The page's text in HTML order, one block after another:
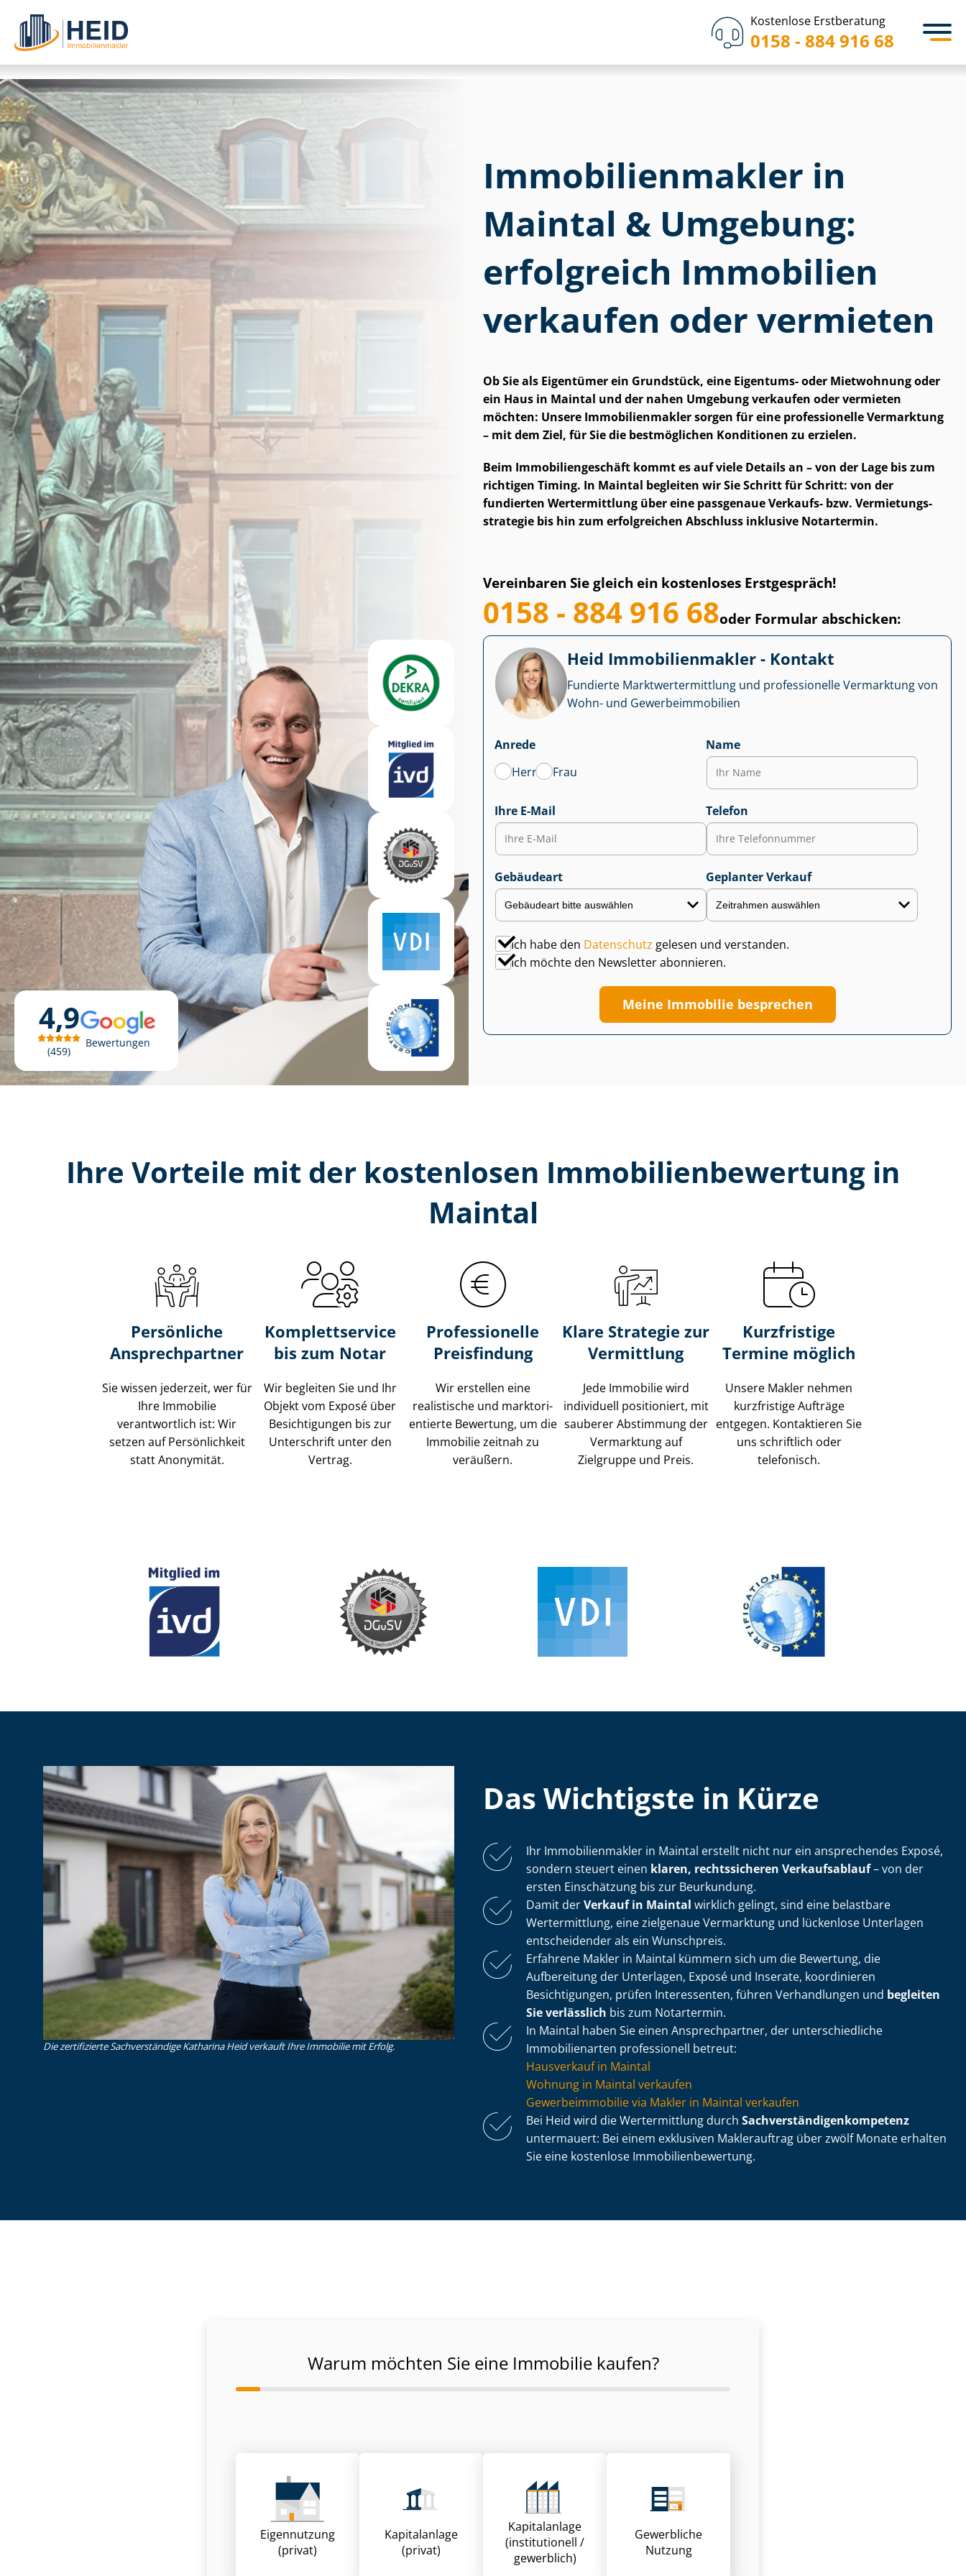
Kostenlose Erstberatung
0158 - 884 916 68
4,9
459
Bewertungen
Im­mo­bi­li­en­mak­ler in
Maintal & Umgebung:
erfolgreich Immobilien
verkaufen oder vermieten
Ob Sie als Eigentümer ein Grundstück, eine Eigentums- oder Mietwohnung oder
ein Haus in Maintal und der nahen Umgebung verkaufen oder vermieten
möchten: Unsere Im­mo­bi­li­en­mak­ler sorgen für eine professionelle Vermarktung
– mit dem Ziel, für Sie die bestmöglichen Konditionen zu erzielen.
Beim Im­mo­bi­li­en­ge­schäft kommt es auf viele Details an – von der Lage bis zum
richtigen Timing. In Maintal begleiten wir Sie Schritt für Schritt: von der
fundierten Wertermittlung über eine passgenaue Verkaufs- bzw. Ver­mie­tungs­
stra­te­gie bis hin zum erfolgreichen Abschluss inklusive Notartermin.
Vereinbaren Sie gleich ein kostenloses Erstgespräch!
0158 - 884 916 68oder Formular abschicken:
Heid Im­mo­bi­li­en­mak­ler - Kontakt
Fundierte Markt­wert­ermitt­lung und professionelle Vermarktung von
Wohn- und Ge­wer­be­im­mo­bi­li­en
Anrede
Herr
Frau
Name
Ihre E-Mail Telefon
Gebäudeart Geplanter Verkauf
Ich habe den Datenschutz gelesen und verstanden.
Ich möchte den Newsletter abonnieren.
Meine Immobilie besprechen
Ihre Vorteile mit der kostenlosen Im­mo­bi­li­en­be­wer­tung in
Maintal
Persönliche
Ansprechpartner
Sie wissen jederzeit, wer für
Ihre Immobilie
verantwortlich ist: Wir
setzen auf Persönlichkeit
statt Anonymität.
Komplettservice
bis zum Notar
Wir begleiten Sie und Ihr
Objekt vom Exposé über
Besichtigungen bis zur
Unterschrift unter den
Vertrag.
Professionelle
Preisfindung
Wir erstellen eine
realistische und markt­ori­
en­tier­te Bewertung, um die
Immobilie zeitnah zu
veräußern.
Klare Strategie zur
Vermittlung
Jede Immobilie wird
individuell positioniert, mit
sauberer Abstimmung der
Vermarktung auf
Zielgruppe und Preis.
Kurzfristige
Termine möglich
Unsere Makler nehmen
kurzfristige Aufträge
entgegen. Kontaktieren Sie
uns schriftlich oder
telefonisch.
Die zertifizierte Sachverständige Katharina Heid verkauft Ihre Immobilie mit Erfolg.
Das Wichtigste in Kürze
Ihr Im­mo­bi­li­en­mak­ler in Maintal erstellt nicht nur ein ansprechendes Exposé,
sondern steuert einen klaren, rechtssicheren Verkaufsablauf– von der
ersten Einschätzung bis zur Beurkundung.
Damit derVerkauf in Maintal wirklich gelingt, sind eine belastbare
Wertermittlung, eine zielgenaue Vermarktung und lückenlose Unterlagen
entscheidender als ein Wunschpreis.
Erfahrene Makler in Maintal kümmern sich um die Bewertung, die
Aufbereitung der Unterlagen, Exposé und Inserate, koordinieren
Besichtigungen, prüfen Interessenten, führen Verhandlungen und begleiten
Sie verlässlich bis zum Notartermin.
In Maintal haben Sie einen Ansprechpartner, der un­ter­schied­li­che
Immobilienarten professionell betreut:
Hausverkauf in Maintal
Wohnung in Maintal verkaufen
Ge­wer­be­im­mo­bi­lie via Makler in Maintal verkaufen
Bei Heid wird die Wertermittlung durch Sach­ver­stän­di­gen­kom­pe­tenz
untermauert: Bei einem exklusiven Maklerauftrag über zwölf Monate erhalten
Sie eine kostenlose Im­mo­bi­li­en­be­wer­tung.
Warum möchten Sie eine Immobilie kaufen?
Eigennutzung
(privat)
Kapitalanlage
(privat)
Kapitalanlage
(institutionell /
gewerblich)
Gewerbliche
Nutzung